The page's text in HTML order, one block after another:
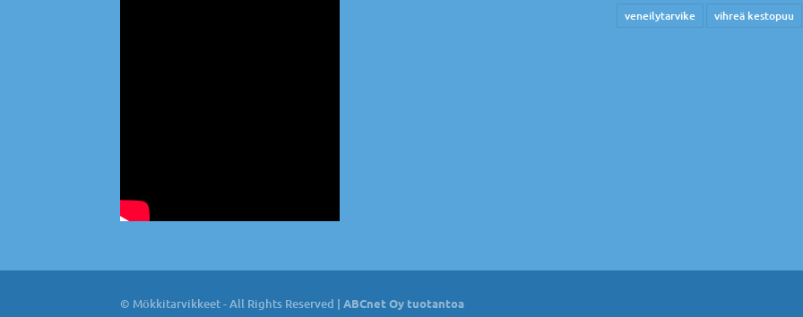
veneilytarvike
vihreä kestopuu
© Mökkitarvikkeet - All Rights Reserved |ABCnet Oy tuotantoa